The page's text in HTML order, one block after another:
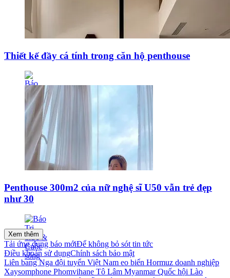
Thiết kế đầy cá tính trong căn hộ penthouse
Penthouse 300m2 của nữ nghệ sĩ U50 vẫn trẻ đẹp
như 30
Xem thêm
Tải ứng dụng báo mớiĐể không bỏ sót tin tức
Điều khoản sử dụngChính sách bảo mật
Liên bang Nga đội tuyển Việt Nam eo biển Hormuz doanh nghiệp
Xaysomphone Phomvihane Tô Lâm Myanmar Quốc hội Lào